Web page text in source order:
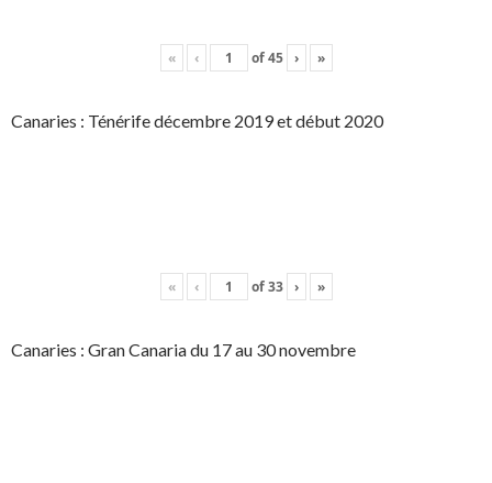
« ‹ of45 › »
Canaries : Ténérife décembre 2019 et début 2020
« ‹ of33 › »
Canaries : Gran Canaria du 17 au 30 novembre